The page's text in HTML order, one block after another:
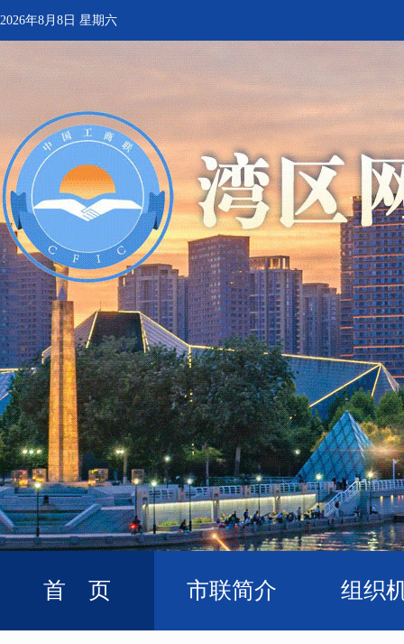
2026年8月8日 星期六
首 页 市联简介 组织